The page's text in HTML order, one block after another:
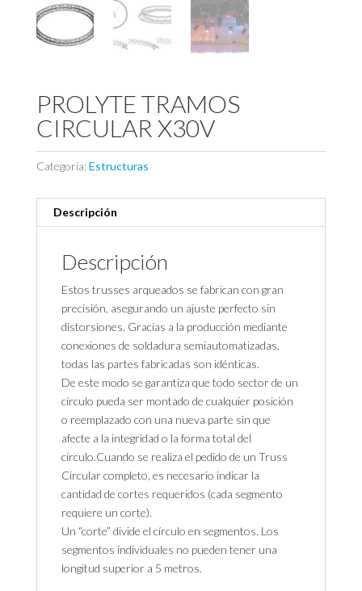
PROLYTE TRAMOS
CIRCULAR X30V
Categoría:Estructuras
Descripción
Descripción
Estos trusses arqueados se fabrican con gran
precisión, asegurando un ajuste perfecto sin
distorsiones. Gracias a la producción mediante
conexiones de soldadura semiautomatizadas,
todas las partes fabricadas son idénticas.
De este modo se garantiza que todo sector de un
círculo pueda ser montado de cualquier posición
o reemplazado con una nueva parte sin que
afecte a la integridad o la forma total del
círculo.Cuando se realiza el pedido de un Truss
Circular completo, es necesario indicar la
cantidad de cortes requeridos (cada segmento
requiere un corte).
Un “corte” divide el círculo en segmentos. Los
segmentos individuales no pueden tener una
longitud superior a 5 metros.